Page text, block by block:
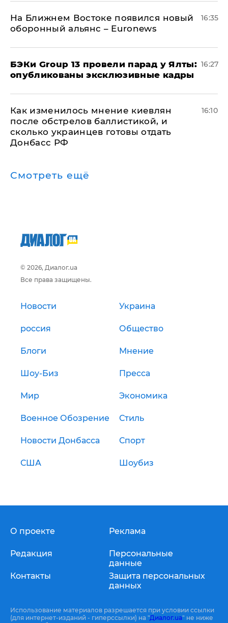
На Ближнем Востоке появился новый
оборонный альянс – Euronews
16:35
​БЭКи Group 13 провели парад у Ялты:
опубликованы эксклюзивные кадры
16:27
Как изменилось мнение киевлян
после обстрелов баллистикой, и
сколько украинцев готовы отдать
Донбасс РФ
16:10
Смотреть ещё
© 2026, Диалог.ua
Все права защищены.
Новости Украина
россия Общество
Блоги Мнение
Шоу-Биз Пресса
Мир Экономика
Военное Обозрение Стиль
Новости Донбасса Спорт
США Шоубиз
О проекте
Редакция
Контакты
Реклама
Персональные
данные
Защита персональных
данных
Использование материалов разрешается при условии ссылки
(для интернет-изданий - гиперссылки) на "Диалог.ua" не ниже